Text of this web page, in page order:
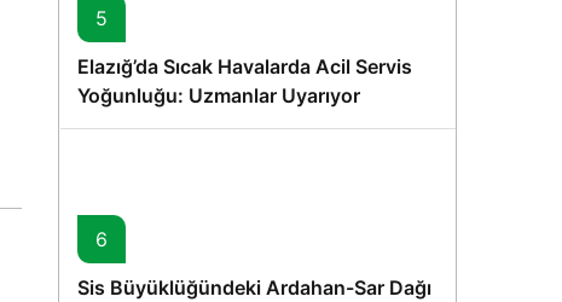
5
Elazığ’da Sıcak Havalarda Acil Servis
Yoğunluğu: Uzmanlar Uyarıyor
6
Sis Büyüklüğündeki Ardahan-Sar Dağı